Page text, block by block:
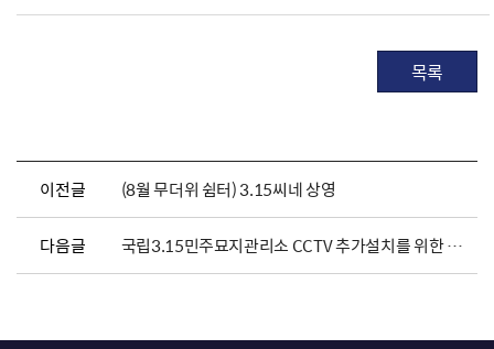
목록
이전글 (8월 무더위 쉼터) 3.15씨네 상영
다음글 국립3.15민주묘지관리소 CCTV 추가설치를 위한 행정예고